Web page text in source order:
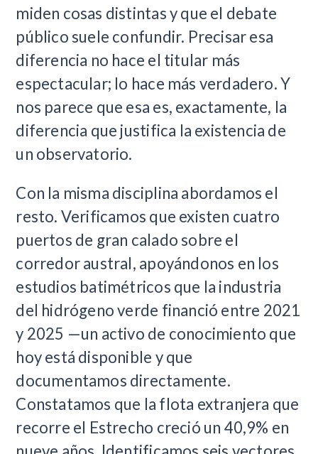
miden cosas distintas y que el debate
público suele confundir. Precisar esa
diferencia no hace el titular más
espectacular; lo hace más verdadero. Y
nos parece que esa es, exactamente, la
diferencia que justifica la existencia de
un observatorio.
Con la misma disciplina abordamos el
resto. Verificamos que existen cuatro
puertos de gran calado sobre el
corredor austral, apoyándonos en los
estudios batimétricos que la industria
del hidrógeno verde financió entre 2021
y 2025 —un activo de conocimiento que
hoy está disponible y que
documentamos directamente.
Constatamos que la flota extranjera que
recorre el Estrecho creció un 40,9% en